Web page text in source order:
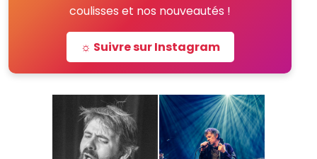
coulisses et nos nouveautés !
☼ Suivre sur Instagram